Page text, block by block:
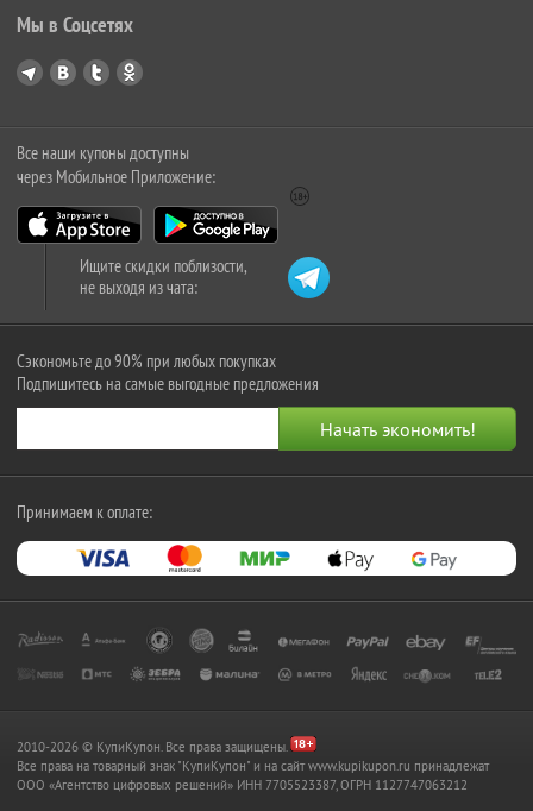
Мы в Соцсетях
Все наши купоны доступны
через Мобильное Приложение:
Ищите скидки поблизости,
не выходя из чата:
Сэкономьте до 90% при любых покупках
Подпишитесь на самые выгодные предложения
Принимаем к оплате:
2010-2026 © КупиКупон. Все права защищены.
Все права на товарный знак "КупиКупон" и на сайт www.kupikupon.ru принадлежат
OOO «Агентство цифровых решений» ИНН 7705523387, ОГРН 1127747063212